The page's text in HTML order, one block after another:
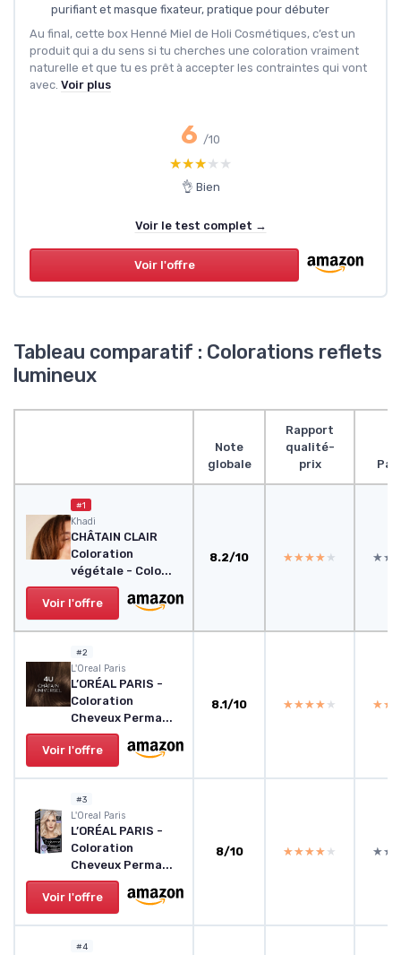
purifiant et masque fixateur, pratique pour débuter
Au final, cette box Henné Miel de Holi Cosmétiques, c’est un
produit qui a du sens si tu cherches une coloration vraiment
naturelle et que tu es prêt à accepter les contraintes qui vont
avec. Voir plus
6 /10
★★★★★
★★★★★
👌 Bien
Voir le test complet →
Voir l'offre
Tableau comparatif : Colorations reflets
lumineux
Note
globale
Rapport
qualité-
prix
#1
Khadi
CHÂTAIN CLAIR
Coloration
végétale - Colo...
Voir l'offre
8.2/10 ★★★★★
★★★★★
#2
L'Oreal Paris
L’ORÉAL PARIS -
Coloration
Cheveux Perma...
Voir l'offre
8.1/10 ★★★★★
★★★★★
#3
L'Oreal Paris
L’ORÉAL PARIS -
Coloration
Cheveux Perma...
Voir l'offre
8/10 ★★★★★
★★★★★
#4